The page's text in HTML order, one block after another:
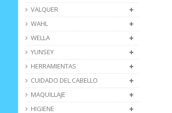
VALQUER
WAHL
WELLA
YUNSEY
HERRAMIENTAS
CUIDADO DEL CABELLO
MAQUILLAJE
HIGIENE